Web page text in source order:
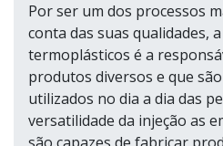
Por ser um dos processos
conta das suas qualidades,
termoplásticos é a
produtos diversos e que
utilizados no dia a dia das
versatilidade da injeção as